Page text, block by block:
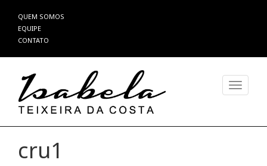
Pular
para
o
QUEM SOMOS
EQUIPE
CONTATO
cru1